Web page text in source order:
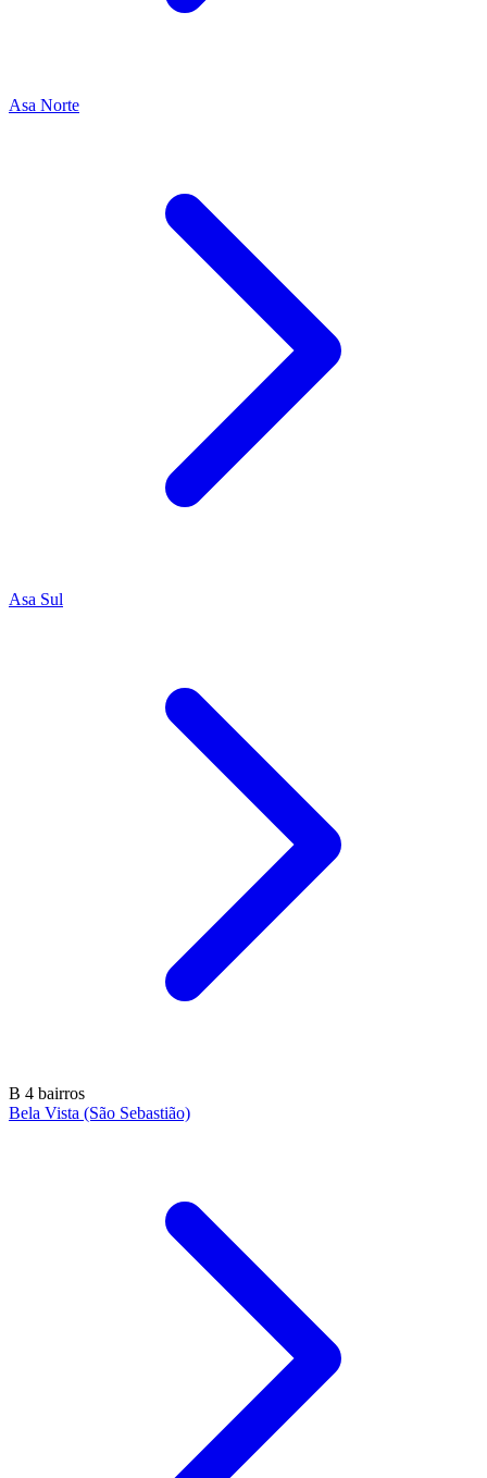
Asa Norte
Asa Sul
B 4 bairros
Bela Vista (São Sebastião)